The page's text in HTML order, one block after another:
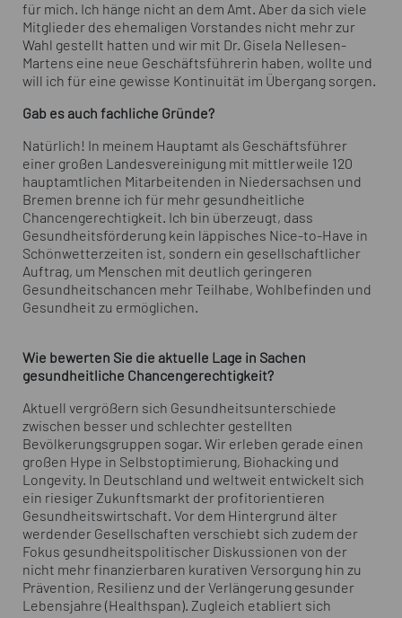
für mich. Ich hänge nicht an dem Amt. Aber da sich viele
Mitglieder des ehemaligen Vorstandes nicht mehr zur
Wahl gestellt hatten und wir mit Dr. Gisela Nellesen-
Martens eine neue Geschäftsführerin haben, wollte und
will ich für eine gewisse Kontinuität im Übergang sorgen.
Gab es auch fachliche Gründe?
Natürlich! In meinem Hauptamt als Geschäftsführer
einer großen Landesvereinigung mit mittlerweile 120
hauptamtlichen Mitarbeitenden in Niedersachsen und
Bremen brenne ich für mehr gesundheitliche
Chancengerechtigkeit. Ich bin überzeugt, dass
Gesundheitsförderung kein läppisches Nice-to-Have in
Schönwetterzeiten ist, sondern ein gesellschaftlicher
Auftrag, um Menschen mit deutlich geringeren
Gesundheitschancen mehr Teilhabe, Wohlbefinden und
Gesundheit zu ermöglichen.
Wie bewerten Sie die aktuelle Lage in Sachen
gesundheitliche Chancengerechtigkeit?
Aktuell vergrößern sich Gesundheitsunterschiede
zwischen besser und schlechter gestellten
Bevölkerungsgruppen sogar. Wir erleben gerade einen
großen Hype in Selbstoptimierung, Biohacking und
Longevity. In Deutschland und weltweit entwickelt sich
ein riesiger Zukunftsmarkt der profitorientieren
Gesundheitswirtschaft. Vor dem Hintergrund älter
werdender Gesellschaften verschiebt sich zudem der
Fokus gesundheitspolitischer Diskussionen von der
nicht mehr finanzierbaren kurativen Versorgung hin zu
Prävention, Resilienz und der Verlängerung gesunder
Lebensjahre (Healthspan). Zugleich etabliert sich